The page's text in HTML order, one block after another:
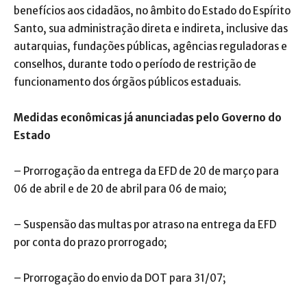
benefícios aos cidadãos, no âmbito do Estado do Espírito
Santo, sua administração direta e indireta, inclusive das
autarquias, fundações públicas, agências reguladoras e
conselhos, durante todo o período de restrição de
funcionamento dos órgãos públicos estaduais.
Medidas econômicas já anunciadas pelo Governo do
Estado
– Prorrogação da entrega da EFD de 20 de março para
06 de abril e de 20 de abril para 06 de maio;
– Suspensão das multas por atraso na entrega da EFD
por conta do prazo prorrogado;
– Prorrogação do envio da DOT para 31/07;